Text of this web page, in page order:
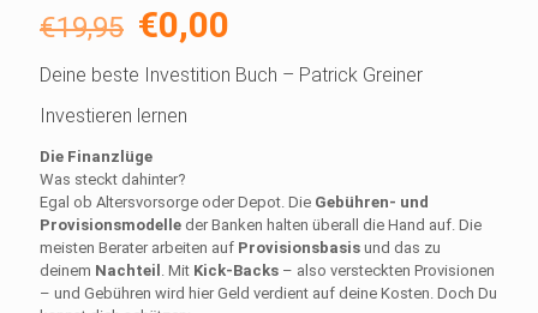
€19,95 Ursprünglicher
Preis
war:
€19,95
€0,00
Preis
ist:
Deine beste Investition Buch – Patrick Greiner
Investieren lernen
Die Finanzlüge
Was steckt dahinter?
Egal ob Altersvorsorge oder Depot. Die Gebühren- und
Provisionsmodelle der Banken halten überall die Hand auf. Die
meisten Berater arbeiten auf Provisionsbasis und das zu
deinem Nachteil . Mit Kick-Backs – also versteckten Provisionen
– und Gebühren wird hier Geld verdient auf deine Kosten. Doch Du